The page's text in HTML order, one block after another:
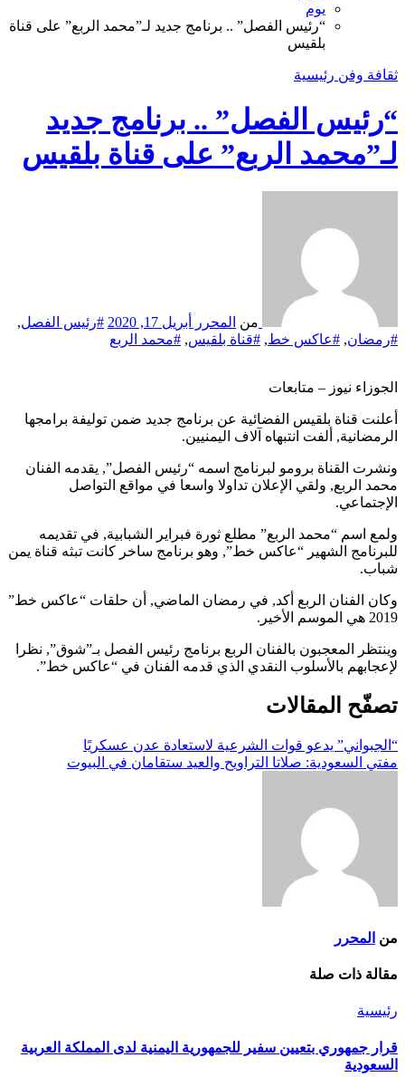
يوم
“رئيس الفصل” .. برنامج جديد لـ”محمد الربع” على قناة
بلقيس
ثقافة وفن رئيسية
“رئيس الفصل” .. برنامج جديد
لـ”محمد الربع” على قناة بلقيس
من المحرر أبريل 17, 2020 #رئيس الفصل,
#رمضان, #عاكس خط, #قناة بلقيس, #محمد الربع
الجوزاء نيوز – متابعات
أعلنت قناة بلقيس الفضائية عن برنامج جديد ضمن توليفة برامجها
الرمضانية, ألفت انتبهاه آلاف اليمنيين.
ونشرت القناة برومو لبرنامج اسمه “رئيس الفصل”, يقدمه الفنان
محمد الربع, ولقي الإعلان تداولا واسعا في مواقع التواصل
الإجتماعي.
ولمع اسم “محمد الربع” مطلع ثورة فبراير الشبابية, في تقديمه
للبرنامج الشهير “عاكس خط”, وهو برنامج ساخر كانت تبثه قناة يمن
شباب.
وكان الفنان الربع أكد, في رمضان الماضي, أن حلقات “عاكس خط”
2019 هي الموسم الأخير.
وينتظر المعجبون بالفنان الربع برنامج رئيس الفصل بـ”شوق”, نظرا
لإعجابهم بالأسلوب النقدي الذي قدمه الفنان في “عاكس خط”.
تصفّح المقالات
“الجبواني” يدعو قوات الشرعية لاستعادة عدن عسكريًا
مفتي السعودية: صلاتا التراويح والعيد ستقامان في البيوت
من المحرر
مقالة ذات صلة
رئيسية
قرار جمهوري بتعيين سفير للجمهورية اليمنية لدى المملكة العربية
السعودية